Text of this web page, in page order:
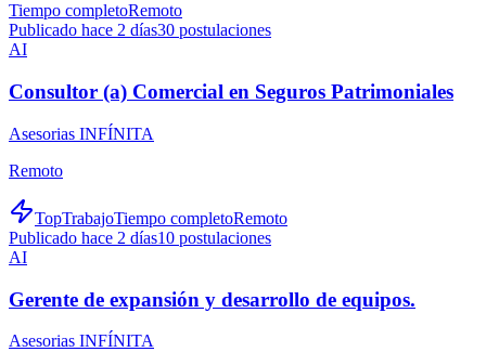
Tiempo completoRemoto
Publicado hace 2 días30 postulaciones
AI
Consultor (a) Comercial en Seguros Patrimoniales
Asesorias INFÍNITA
Remoto
TopTrabajoTiempo completoRemoto
Publicado hace 2 días10 postulaciones
AI
Gerente de expansión y desarrollo de equipos.
Asesorias INFÍNITA